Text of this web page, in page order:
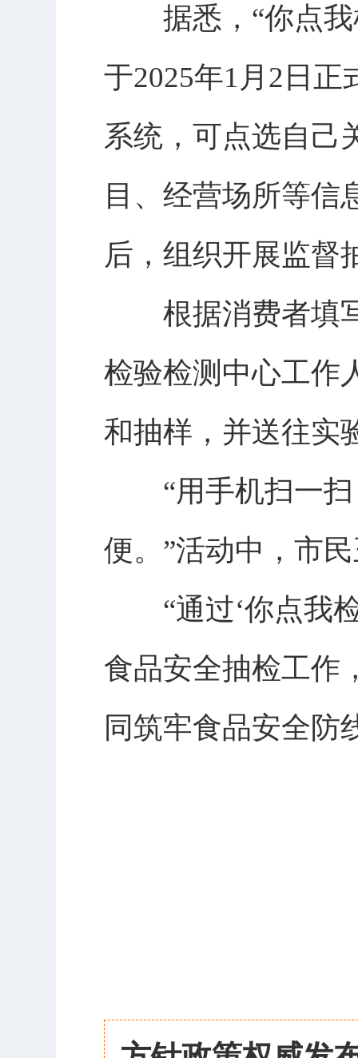
据悉，“你点我
于2025年1月2日
系统，可点选自己
目、经营场所等信
后，组织开展监督
根据消费者填写
检验检测中心工作
和抽样，并送往实
“用手机扫一扫
便。”活动中，市
“通过‘你点我检
食品安全抽检工作
同筑牢食品安全防